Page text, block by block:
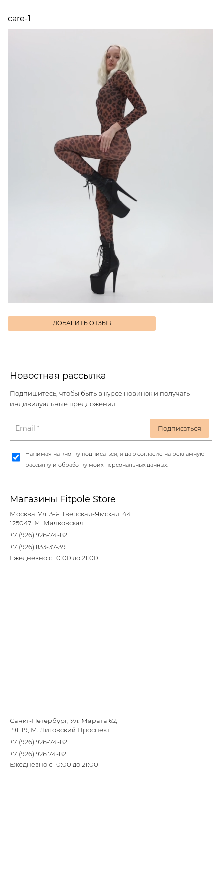
с вами удобный пункт выдачи в вашем городе
и сообщим актуальный срок доставки.
(ул. 3-я Тверская-Ямская 44, м. Маяковская) и в
(ул. Марата 62, м.
Лиговский проспект)
care-1
ДОБАВИТЬ ОТЗЫВ
Магазины Fitpole Store
Москва, Ул. 3-Я Тверская-Ямская, 44,
125047, М. Маяковская
+7 (926) 926-74-82
+7 (926) 833-37-39
Ежедневно с 10:00 до 21:00
Санкт-Петербург, Ул. Марата 62,
191119, М. Лиговский Проспект
+7 (926) 926-74-82
+7 (926) 926 74-82
Ежедневно с 10:00 до 21:00
Новостная рассылка
Подпишитесь, чтобы быть в курсе новинок и получать
индивидуальные предложения.
Нажимая на кнопку подписаться, я даю согласие на рекламную
рассылку и обработку моих персональных данных.